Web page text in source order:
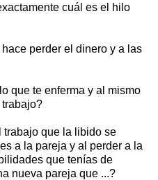
cuál es el hilo
perder el dinero y a las
que te enferma y al mismo
trabajo que la libido se
a la pareja y al perder a la
que tenías de
nueva pareja que ...?